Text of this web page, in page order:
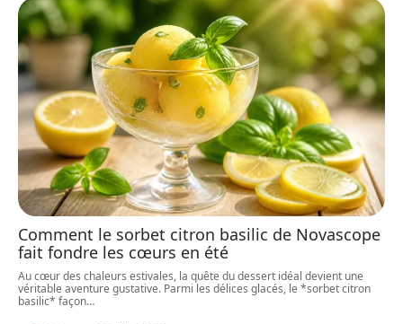
Comment le sorbet citron basilic de Novascope
fait fondre les cœurs en été
Au cœur des chaleurs estivales, la quête du dessert idéal devient une
véritable aventure gustative. Parmi les délices glacés, le *sorbet citron
basilic* façon…